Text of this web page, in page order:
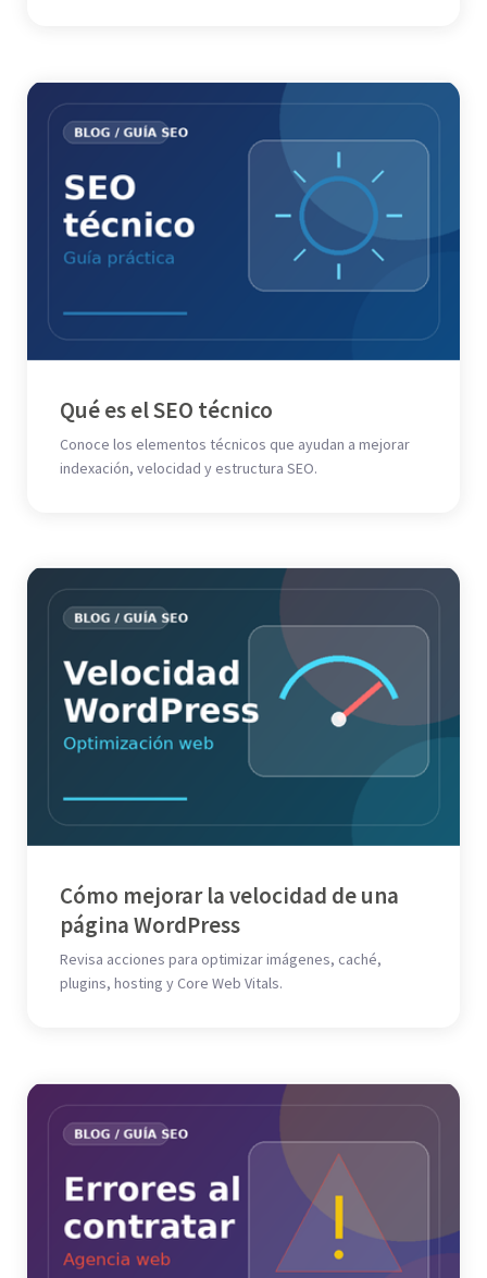
Qué es el SEO técnico
Conoce los elementos técnicos que ayudan a mejorar
indexación, velocidad y estructura SEO.
Cómo mejorar la velocidad de una
página WordPress
Revisa acciones para optimizar imágenes, caché,
plugins, hosting y Core Web Vitals.